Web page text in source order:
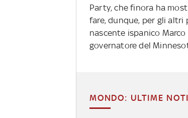
Party, che finora ha
fare, dunque, per gli
nascente ispanico
governatore del
MONDO: ULTIME